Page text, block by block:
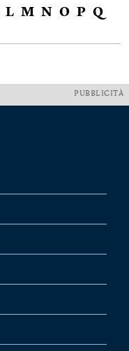
L M N O P Q
PUBBLICITÀ